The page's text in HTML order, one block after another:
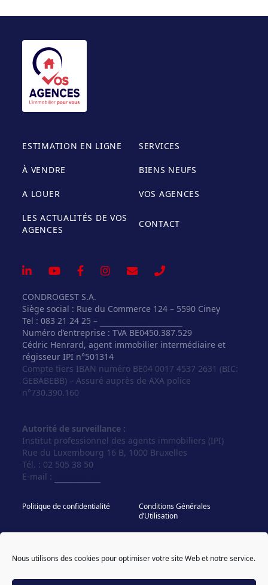
Nous utilisons des cookies pour optimiser votre site Web et notre service.
ESTIMATION EN LIGNE SERVICES
À VENDRE BIENS NEUFS
A LOUER VOS AGENCES
LES ACTUALITÉS DE VOS
AGENCES
CONTACT
CONDROGEST S.A.
Siège social : Rue du Commerce 124 – 5590 Ciney
Tel : 083 21 24 25 –
Numéro d’entreprise : TVA BE0450.387.529
Cédric Henrard, agent immobilier intermédiaire et
régisseur IPI n°501314
Compte tiers IBAN numéro BE04 0017 4537 2631 (BIC:
GEBABEBB) – Assuré auprès de AXA police
n°730.390.160
Autorité de surveillance :
Institut professionnel des agents immobiliers (IPI)
Rue du Luxembourg 16 B, 1000 Bruxelles
Tél. : 02 505 38 50
E-mail :
Politique de confidentialité
Conditions Générales
d’Utilisation
© Vos Agences 2026
designed & coded by
powered by sweepbright